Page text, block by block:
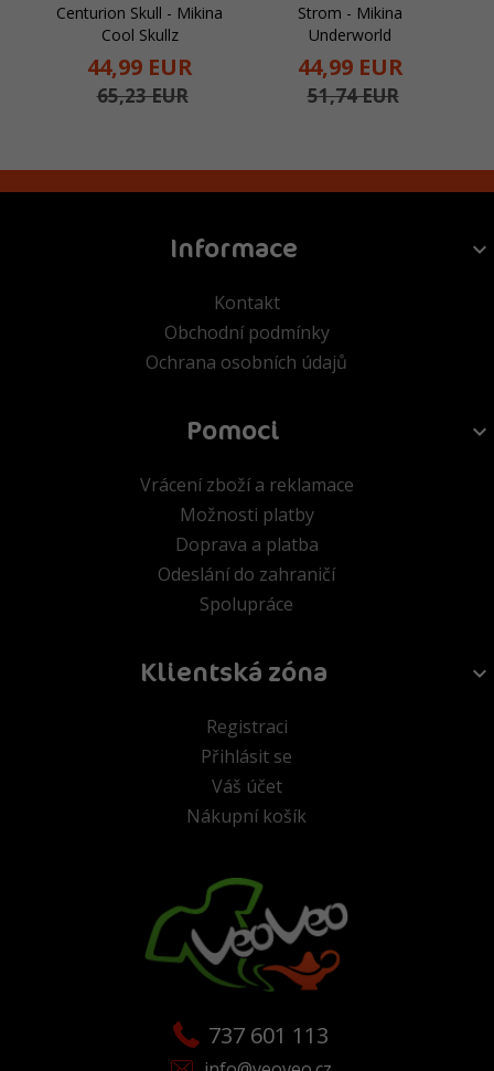
Centurion Skull - Mikina
Cool Skullz
44,99 EUR
65,23 EUR
Strom - Mikina
Underworld
44,99 EUR
51,74 EUR
Informace
Kontakt
Obchodní podmínky
Ochrana osobních údajů
Pomoci
Vrácení zboží a reklamace
Možnosti platby
Doprava a platba
Odeslání do zahraničí
Spolupráce
Klientská zóna
Registraci
Přihlásit se
Váš účet
Nákupní košík
737 601 113